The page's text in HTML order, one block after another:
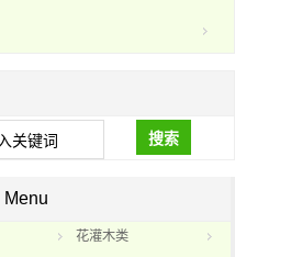
搜索
Menu
花灌木类